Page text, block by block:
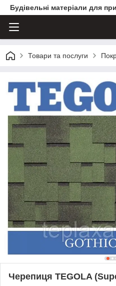
Будівельні матеріали для
Товари та послуги
Черепиця TEGOLA